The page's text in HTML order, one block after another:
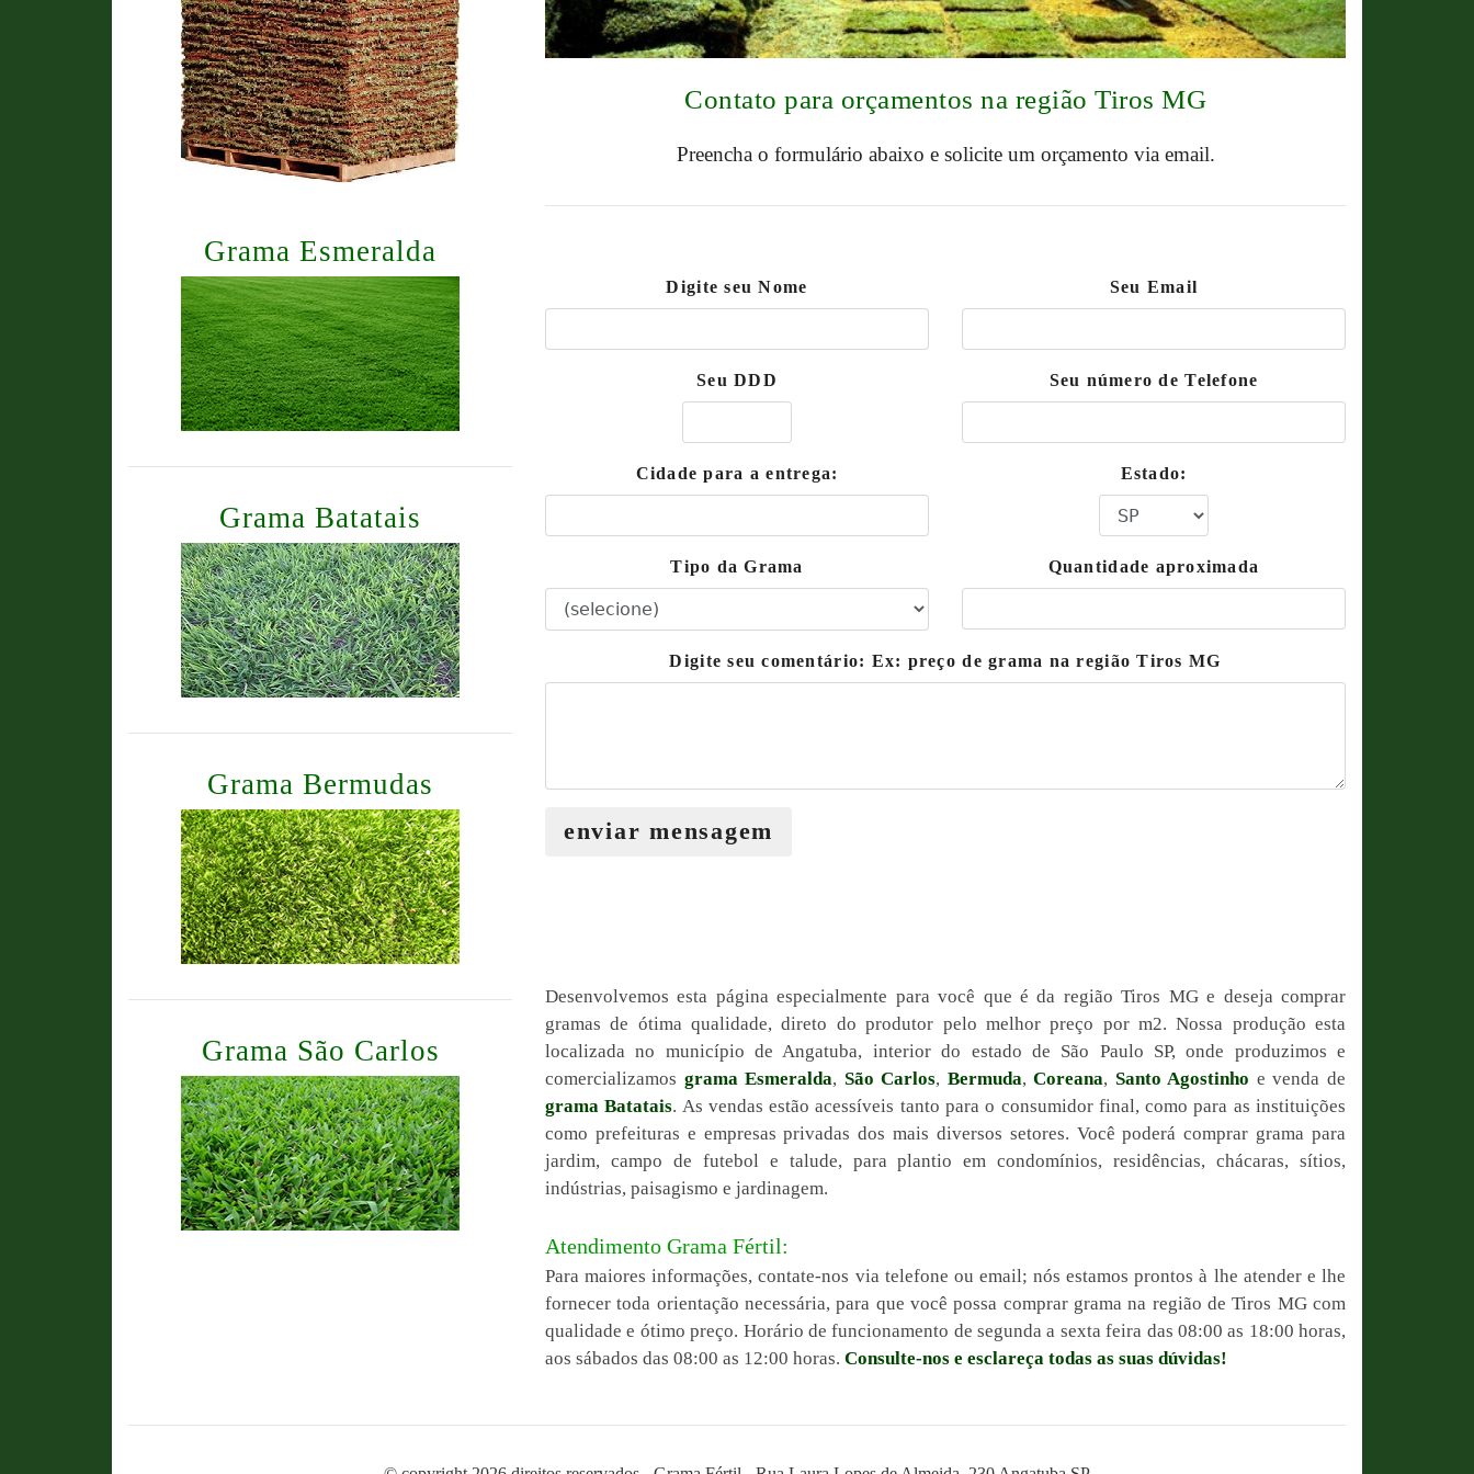
Grama Esmeralda
Grama Batatais
Grama Bermudas
Grama São Carlos
Contato para orçamentos na região Tiros MG
Preencha o formulário abaixo e solicite um orçamento via email.
Digite seu Nome Seu Email
Seu DDD Seu número de Telefone
Cidade para a entrega: Estado:
Tipo da Grama Quantidade aproximada
Digite seu comentário: Ex: preço de grama na região Tiros MG
enviar mensagem
Desenvolvemos esta página especialmente para você que é da região Tiros MG e deseja comprar
gramas de ótima qualidade, direto do produtor pelo melhor preço por m2. Nossa produção esta
localizada no município de Angatuba, interior do estado de São Paulo SP, onde produzimos e
comercializamos grama Esmeralda, São Carlos, Bermuda,Coreana, Santo Agostinho e venda de
grama Batatais. As vendas estão acessíveis tanto para o consumidor final, como para as instituições
como prefeituras e empresas privadas dos mais diversos setores. Você poderá comprar grama para
jardim, campo de futebol e talude, para plantio em condomínios, residências, chácaras, sítios,
indústrias, paisagismo e jardinagem.
Atendimento Grama Fértil:
Para maiores informações, contate-nos via telefone ou email; nós estamos prontos à lhe atender e lhe
fornecer toda orientação necessária, para que você possa comprar grama na região de Tiros MG com
qualidade e ótimo preço. Horário de funcionamento de segunda a sexta feira das 08:00 as 18:00 horas,
aos sábados das 08:00 as 12:00 horas. Consulte-nos e esclareça todas as suas dúvidas!